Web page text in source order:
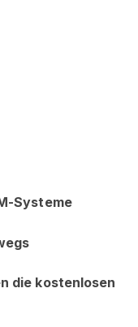
Systeme
die kostenlosen